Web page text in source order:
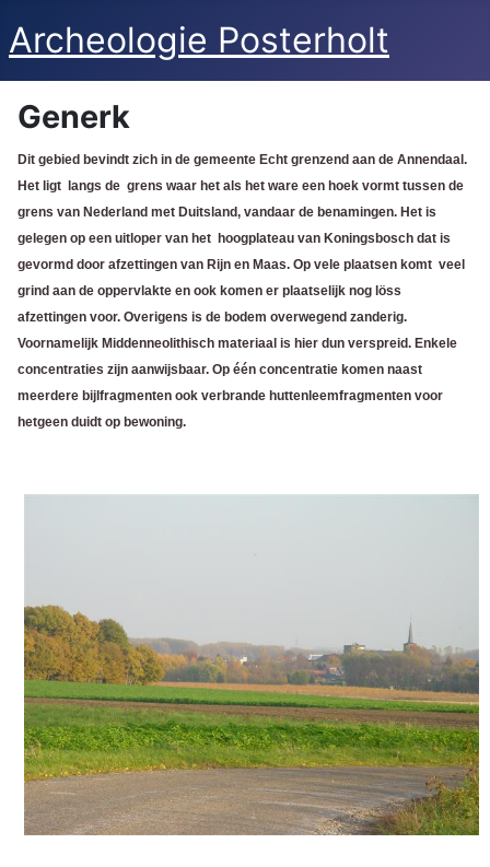
Archeologie Posterholt
Generk
Dit gebied bevindt zich in de gemeente Echt grenzend aan de Annendaal.
Het ligt langs de grens waar het als het ware een hoek vormt tussen de
grens van Nederland met Duitsland, vandaar de benamingen. Het is
gelegen op een uitloper van het hoogplateau van Koningsbosch dat is
gevormd door afzettingen van Rijn en Maas. Op vele plaatsen komt veel
grind aan de oppervlakte en ook komen er plaatselijk nog löss
afzettingen voor. Overigens is de bodem overwegend zanderig.
Voornamelijk Middenneolithisch materiaal is hier dun verspreid. Enkele
concentraties zijn aanwijsbaar. Op één concentratie komen naast
meerdere bijlfragmenten ook verbrande huttenleemfragmenten voor
hetgeen duidt op bewoning.